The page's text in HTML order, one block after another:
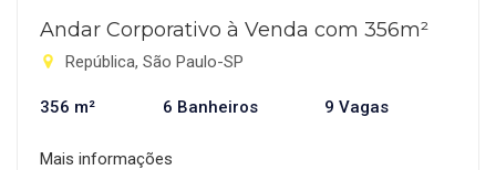
Andar Corporativo à Venda com 356m²
República, São Paulo-SP
356 m² 6 Banheiros 9 Vagas
Mais informações